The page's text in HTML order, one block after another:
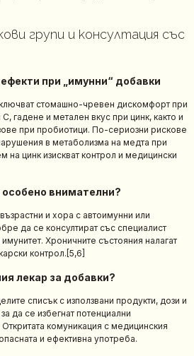
групи и консултация със
при „имунни“ добавки
стомашно-чревен дискомфорт при
гадене и метален вкус при цинк, както и
при пробиотици. По-сериозни рискове
в метаболизма на медта при
на цинк изискват контрол и медицински
особено внимателни?
и хора с автоимунни или
да се консултират със специалист
Хроничните състояния налагат
контрол.[5,6]
лекар за добавки?
списък с използвани продукти, дози и
да се избегнат потенциални
комуникация с медицинския
и ефективна употреба.